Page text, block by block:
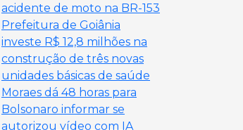
acidente de moto na BR-153
Prefeitura de Goiânia
investe R$ 12,8 milhões na
construção de três novas
unidades básicas de saúde
Moraes dá 48 horas para
Bolsonaro informar se
autorizou vídeo com IA